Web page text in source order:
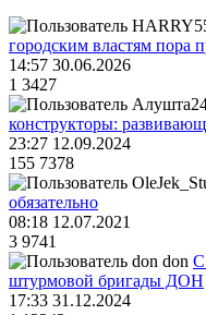
городским властям пора
14:57 30.06.2026
1 3427
конструкторы:
23:27 12.09.2024
155 7378
обязательно
08:18 12.07.2021
3 9741
don С
штурмовой бригады ДОН
17:33 31.12.2024